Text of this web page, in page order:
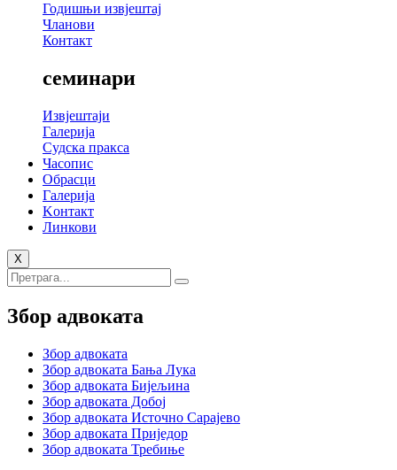
Годишњи извјештај
Чланови
Контакт
семинари
Извјештаји
Галерија
Судска пракса
Часопис
Обрасци
Галерија
Kонтакт
Линкови
X
Збор адвоката
Збор адвоката
Збор адвоката Бања Лука
Збор адвоката Бијељина
Збор адвоката Добој
Збор адвоката Источно Сарајево
Збор адвоката Приједор
Збор адвоката Требиње